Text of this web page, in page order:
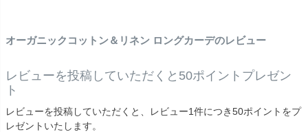
オーガニックコットン＆リネン ロングカーデのレビュー
レビューを投稿していただくと50ポイントプレゼン
ト
レビューを投稿していただくと、レビュー1件につき50ポイントをプ
レゼントいたします。